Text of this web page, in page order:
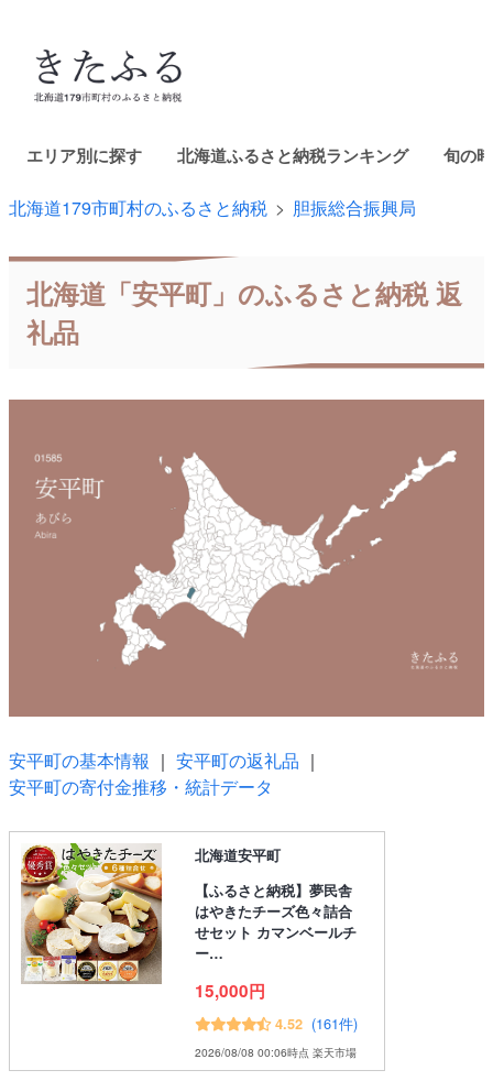
エリア別に探す 北海道ふるさと納税ランキング 旬の
北海道179市町村のふるさと納税 胆振総合振興局
北海道「安平町」のふるさと納税 返
礼品
安平町の基本情報 ｜ 安平町の返礼品 ｜
安平町の寄付金推移・統計データ
北海道安平町
【ふるさと納税】夢民舎
はやきたチーズ色々詰合
せセット カマンベールチ
ー…
15,000円
4.52 (161件)
2026/08/08 00:06時点 楽天市場